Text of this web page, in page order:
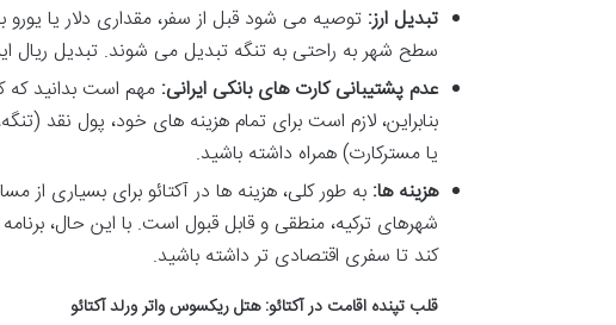
تبدیل ارز: توصیه می شود قبل از سفر، مقداری دلار یا یورو
سطح شهر به راحتی به تنگه تبدیل می شوند. تبدیل ریال
عدم پشتیبانی کارت های بانکی ایرانی: مهم است بدانید که
بنابراین، لازم است برای تمام هزینه های خود، پول نقد
یا مسترکارت) همراه داشته باشید.
هزینه ها: به طور کلی، هزینه ها در آکتائو برای بسیاری از
شهرهای ترکیه، منطقی و قابل قبول است. با این حال،
کند تا سفری اقتصادی تر داشته باشید.
قلب تپنده اقامت در آکتائو: هتل ریکسوس واتر ورلد آکتائو